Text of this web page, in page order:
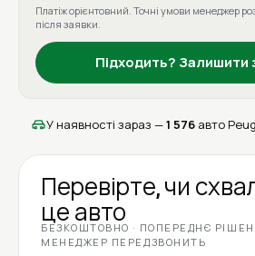
Платіж орієнтовний. Точні умови менеджер
після заявки.
Підходить? Залишити
У наявності зараз —1 576 авто
Перевірте, чи
це авто
БЕЗКОШТОВНО · ПОПЕРЕДНЄ
МЕНЕДЖЕР ПЕРЕДЗВОНИТЬ